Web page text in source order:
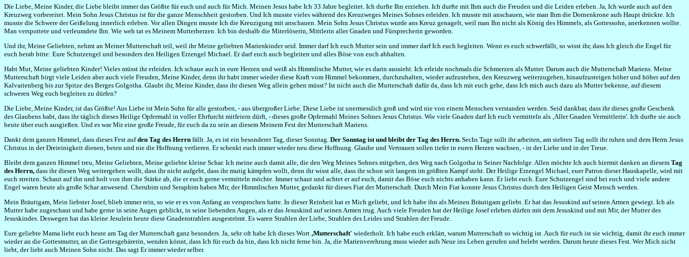
Die Liebe, Meine Kinder, die Liebe bleibt immer das Größte für euch und auch für Mich. Meinen Jesus habe Ich 33 Jahre begleitet. Ich durfte Ihn erziehen. Ich durfte mit Ihm auch die Freuden und die Leiden erleben. Ja, Ich wurde auch auf den
Kreuzweg vorbereitet. Mein Sohn Jesus Christus ist für die ganze Menschheit gestorben. Und Ich musste vieles während des Kreuzweges Meines Sohnes erleiden. Ich musste mit anschauen, wie man Ihm die Dornenkrone aufs Haupt drückte. Ich
musste die Schwere der Geißelung innerlich erleben. Vor allen Dingen musste Ich die Kreuzigung mit anschauen. Mein Sohn Jesus Christus wurde ans Kreuz genagelt, weil man Ihn nicht als König des Himmels, als Gottessohn, anerkennen wollte.
Man verspottete und verleumdete Ihn. Wie weh tat es Meinem Mutterherzen. Ich bin deshalb die Miterlöserin, Mittlerin aller Gnaden und Fürsprecherin geworden.
Und ihr, Meine Geliebten, nehmt an Meiner Mutterschaft teil, weil ihr Meine geliebten Marienkinder seid. Immer darf Ich euch Mutter sein und immer darf Ich euch begleiten. Wenn es euch schwerfällt, so wisst ihr, dass Ich gleich die Engel für
euch herab bitte: Eure Schutzengel und besonders den Heiligen Erzengel Michael. Er darf euch auch begleiten und alles Böse von euch abhalten.
Habt Mut, Meine geliebten Kinder! Vieles müsst ihr erleiden. Ich schaue auch in eure Herzen und weiß als Himmlische Mutter, wie es darin aussieht. Ich erleide nochmals die Schmerzen als Mutter. Darum auch die Mutterschaft Mariens. Meine
Mutterschaft birgt viele Leiden aber auch viele Freuden, Meine Kinder, denn ihr habt immer wieder diese Kraft vom Himmel bekommen, durchzuhalten, wieder aufzustehen, den Kreuzweg weiterzugehen, hinaufzusteigen höher und höher auf den
Kalvarienberg bis zur Spitze des Berges Golgotha. Glaubt ihr, Meine Kinder, dass ihr diesen Weg allein gehen müsst? Ist nicht auch die Mutterschaft dafür da, dass Ich mit euch gehe, dass Ich mich auch dazu als Mutter bekenne, auf diesem
schweren Weg euch begleiten zu dürfen?
Die Liebe, Meine Kinder, ist das Größte! Aus Liebe ist Mein Sohn für alle gestorben, - aus übergroßer Liebe. Diese Liebe ist unermesslich groß und wird nie von einem Menschen verstanden werden. Seid dankbar, dass ihr dieses große Geschenk
des Glaubens habt, dass ihr täglich dieses Heilige Opfermahl in voller Ehrfurcht mitfeiern dürft, - dieses große Opfermahl Meines Sohnes Jesus Christus. Wie viele Gnaden darf Ich euch vermitteln als ‚Aller Gnaden Vermittlerin'. Ich durfte sie auch
heute über euch ausgießen. Und es war Mir eine große Freude, für euch da zu sein an diesem Meinem Fest der Mutterschaft Mariens.
Dankt dem ganzen Himmel, dass dieses Fest aufden Tag des Herrn fällt. Ja, es ist ein besonderer Tag, dieser Sonntag. Der Sonntag ist und bleibt der Tag des Herrn. Sechs Tage sollt ihr arbeiten, am siebten Tag sollt ihr ruhen und dem Herrn Jesus
Christus in der Dreieinigkeit dienen, beten und nie die Hoffnung verlieren. Er schenkt euch immer wieder neu diese Hoffnung. Glaube und Vertrauen sollen tiefer in euren Herzen wachsen, - in der Liebe und in der Treue.
Bleibt dem ganzen Himmel treu, Meine Geliebten, Meine geliebte kleine Schar. Ich meine auch damit alle, die den Weg Meines Sohnes mitgehen, den Weg nach Golgotha in Seiner Nachfolge. Allen möchte Ich auch hiermit danken an diesem Tag
des Herrn, dass ihr diesen Weg weitergehen wollt, dass ihr nicht aufgebt, dass ihr mutig kämpfen wollt, denn ihr wisst alle, dass ihr schon seit langem im größten Kampf steht. Der Heilige Erzengel Michael, euer Patron dieser Hauskapelle, wird mit
euch streiten. Schaut auf ihn und holt von ihm die Stärke ab, die er euch gerne vermitteln möchte. Immer schaut und achtet er auf euch, damit das Böse euch nichts anhaben kann. Er liebt euch. Eure Schutzengel sind bei euch und viele andere
Engel waren heute als große Schar anwesend. Cherubim und Seraphim haben Mir, der Himmlischen Mutter, gedankt für dieses Fiat der Mutterschaft. Durch Mein Fiat konnte Jesus Christus durch den Heiligen Geist Mensch werden.
Mein Bräutigam, Mein liebster Josef, blieb immer rein, so wie er es von Anfang an versprochen hatte. In dieser Reinheit hat er Mich geliebt, und Ich habe ihn als Meinen Bräutigam geliebt. Er hat das Jesuskind auf seinen Armen gewiegt. Ich als
Mutter habe zugeschaut und habe gerne in seine Augen geblickt, in seine liebenden Augen, als er das Jesuskind auf seinen Armen trug. Auch viele Freuden hat der Heilige Josef erleben dürfen mit dem Jesuskind und mit Mir, der Mutter des
Jesuskindes. Deswegen hat das kleine Jesulein heute diese Gnadenstrahlen ausgeströmt. Es waren Strahlen der Liebe, Strahlen des Leides und Strahlen der Freude.
Eure geliebte Mama liebt euch heute am Tag der Mutterschaft ganz besonders. Ja, sehr oft habe Ich dieses Wort ‚Mutterschaft' wiederholt. Ich habe euch erklärt, warum Mutterschaft so wichtig ist. Auch für euch ist sie wichtig, damit ihr euch immer
wieder an die Gottesmutter, an die Gottesgebärerin, wenden könnt, dass Ich für euch da bin, dass Ich nicht ferne bin. Ja, die Marienverehrung muss wieder aufs Neue ins Leben gerufen und belebt werden. Darum heute dieses Fest. Wer Mich nicht
liebt, der liebt auch Meinen Sohn nicht. Das sagt Er immer wieder selber.